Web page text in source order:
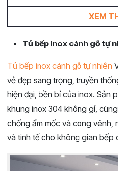
XEM
Tủ bếp Inox cánh gỗ tự
Tủ bếp inox cánh gỗ tự nhiên
vẻ đẹp sang trọng, truyền
hiện đại, bền bỉ của inox. Sản
khung inox 304 không gỉ,
chống ẩm mốc và cong vênh,
và tinh tế cho không gian bếp